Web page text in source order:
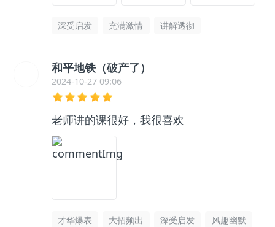
深受启发 充满激情 讲解透彻
和平地铁（破产了）
2024-10-27 09:06
老师讲的课很好，我很喜欢
才华爆表 大招频出 深受启发
风趣幽默